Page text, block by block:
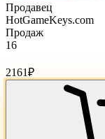
Продавец
HotGameKeys.com
Продаж
16
2161₽